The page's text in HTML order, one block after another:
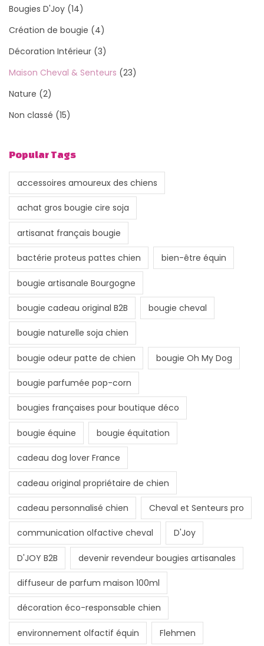
Bougies D'Joy (14)
Création de bougie (4)
Décoration Intérieur (3)
Maison Cheval & Senteurs (23)
Nature (2)
Non classé (15)
Popular Tags
accessoires amoureux des chiens
achat gros bougie cire soja
artisanat français bougie
bactérie proteus pattes chien bien-être équin
bougie artisanale Bourgogne
bougie cadeau original B2B bougie cheval
bougie naturelle soja chien
bougie odeur patte de chien bougie Oh My Dog
bougie parfumée pop-corn
bougies françaises pour boutique déco
bougie équine bougie équitation
cadeau dog lover France
cadeau original propriétaire de chien
cadeau personnalisé chien Cheval et Senteurs pro
communication olfactive cheval D'Joy
D'JOY B2B devenir revendeur bougies artisanales
diffuseur de parfum maison 100ml
décoration éco-responsable chien
environnement olfactif équin Flehmen